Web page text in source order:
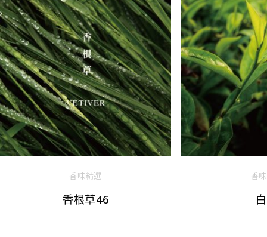
香味精選
香根草46
香